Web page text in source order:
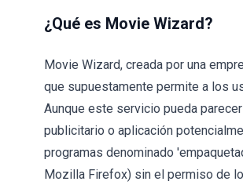
¿Qué es Movie Wizard?
Movie Wizard, creada por una
que supuestamente permite a los
Aunque este servicio pueda
publicitario o aplicación
programas denominado
Mozilla Firefox) sin el permiso de